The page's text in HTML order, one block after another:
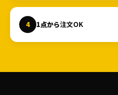
4 1点から注文OK